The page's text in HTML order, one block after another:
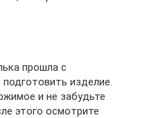
прошла с
изделие.
и не забудьте
этого осмотрите